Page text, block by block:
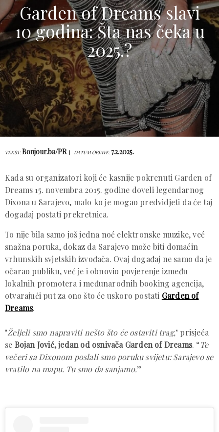
Garden of Dreams slavi
10 godina: Šta nas čeka u
2025.?
TEKST:Bonjour.ba/PR DATUM OBJAVE: 7.2.2025.
Kada su organizatori koji će kasnije pokrenuti Garden of
Dreams 15. novembra 2015. godine doveli legendarnog
Dixona u Sarajevo, malo ko je mogao predvidjeti da će taj
događaj postati prekretnica.
To nije bila samo još jedna noć elektronske muzike, već
snažna poruka, dokaz da Sarajevo može biti domaćin
vrhunskih svjetskih izvođača. Ovaj događaj ne samo da je
očarao publiku, već je i obnovio povjerenje između
lokalnih promotera i međunarodnih booking agencija,
otvarajući put za ono što će uskoro postati Garden of
Dreams.
"Željeli smo napraviti nešto što će ostaviti trag," prisjeća
se Bojan Jović, jedan od osnivača Garden of Dreams. “Te
večeri sa Dixonom poslali smo poruku svijetu: Sarajevo se
vratilo na mapu. Tu smo da sanjamo.”